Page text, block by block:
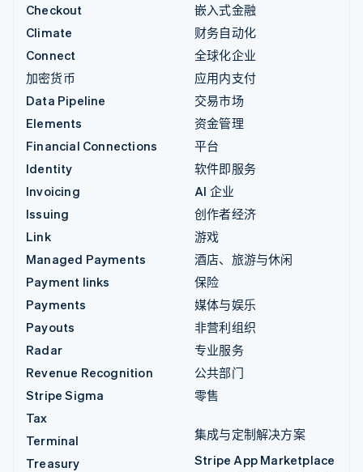
Checkout
Climate
Connect
加密货币
Data Pipeline
Elements
Financial Connections
Identity
Invoicing
Issuing
Link
Managed Payments
Payment links
Payments
Payouts
Radar
Revenue Recognition
Stripe Sigma
Tax
Terminal
Treasury
嵌入式金融
财务自动化
全球化企业
应用内支付
交易市场
资金管理
平台
软件即服务
AI 企业
创作者经济
游戏
酒店、旅游与休闲
保险
媒体与娱乐
非营利组织
专业服务
公共部门
零售
集成与定制解决方案
Stripe App Marketplace